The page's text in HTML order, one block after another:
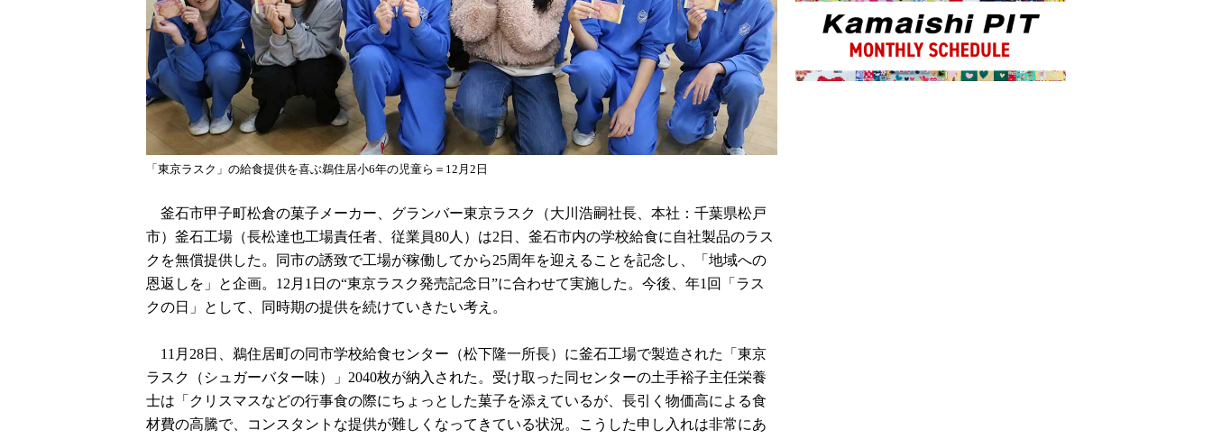
「東京ラスク」の給食提供を喜ぶ鵜住居小6年の児童ら＝12月2日
釜石市甲子町松倉の菓子メーカー、グランバー東京ラスク（大川浩嗣社長、本社：千葉県松戸
市）釜石工場（長松達也工場責任者、従業員80人）は2日、釜石市内の学校給食に自社製品のラス
クを無償提供した。同市の誘致で工場が稼働してから25周年を迎えることを記念し、「地域への
恩返しを」と企画。12月1日の“東京ラスク発売記念日”に合わせて実施した。今後、年1回「ラス
クの日」として、同時期の提供を続けていきたい考え。
11月28日、鵜住居町の同市学校給食センター（松下隆一所長）に釜石工場で製造された「東京
ラスク（シュガーバター味）」2040枚が納入された。受け取った同センターの土手裕子主任栄養
士は「クリスマスなどの行事食の際にちょっとした菓子を添えているが、長引く物価高による食
材費の高騰で、コンスタントな提供が難しくなってきている状況。こうした申し入れは非常にあ